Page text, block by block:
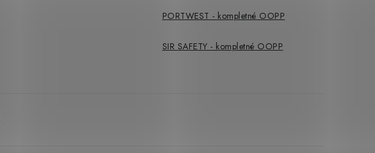
PORTWEST - kompletné OOPP
SIR SAFETY - kompletné OOPP